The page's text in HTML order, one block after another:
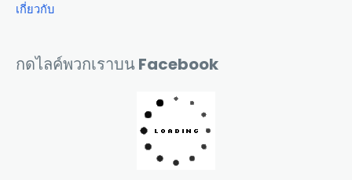
เกี่ยวกับ
กดไลค์พวกเราบน Facebook